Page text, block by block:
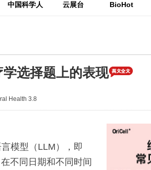
中国科学人 云展台 BioHot
选择题上的表现
Health 3.8
模型（LLM），即
不同日期和不同时间